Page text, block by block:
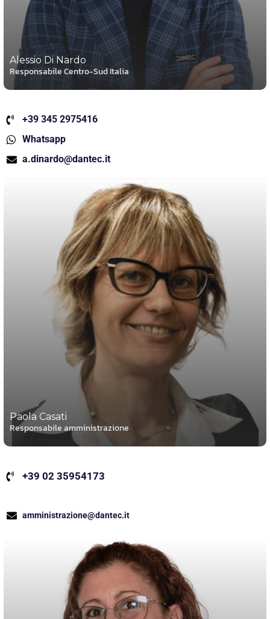
Alessio Di Nardo
Responsabile Centro-Sud Italia
+39 345 2975416
Whatsapp
a.dinardo@dantec.it
Paola Casati
Responsabile amministrazione
+39 02 35954173
amministrazione@dantec.it